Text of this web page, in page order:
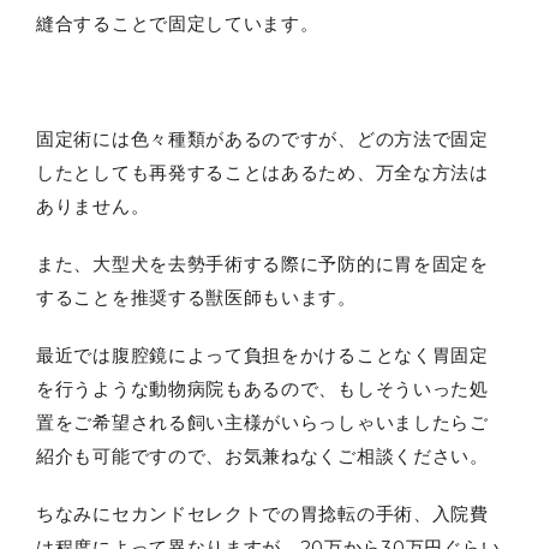
縫合することで固定しています。
固定術には色々種類があるのですが、どの方法で固定
したとしても再発することはあるため、万全な方法は
ありません。
また、大型犬を去勢手術する際に予防的に胃を固定を
することを推奨する獣医師もいます。
最近では腹腔鏡によって負担をかけることなく胃固定
を行うような動物病院もあるので、もしそういった処
置をご希望される飼い主様がいらっしゃいましたらご
紹介も可能ですので、お気兼ねなくご相談ください。
ちなみにセカンドセレクトでの胃捻転の手術、入院費